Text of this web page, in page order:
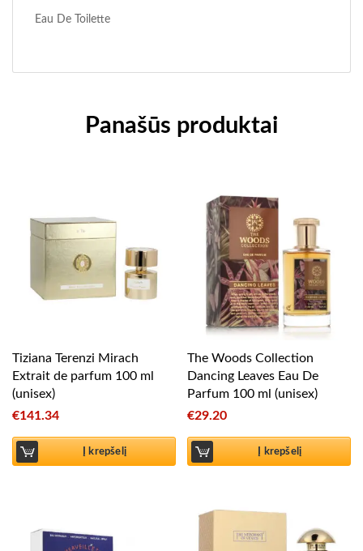
Eau De Toilette
Panašūs produktai
Tiziana Terenzi Mirach
Extrait de parfum 100 ml
(unisex)
€141.34
Į krepšelį
The Woods Collection
Dancing Leaves Eau De
Parfum 100 ml (unisex)
€29.20
Į krepšelį